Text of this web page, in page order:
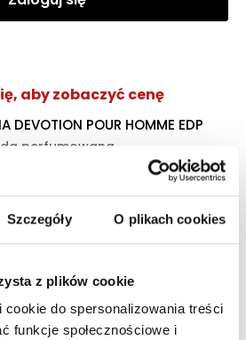
Szczegóły O plikach cookies
z plików cookie
do spersonalizowania treści
funkcje społecznościowe i
aby zobaczyć cenę
DEVOTION POUR HOMME EDP
perfumowana
Zaloguj się